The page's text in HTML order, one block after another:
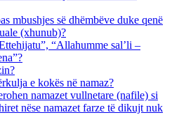
mbushjes së dhëmbëve duke qenë
(xhunub)?
“Allahumme sal’li –
e kokës në namaz?
namazet vullnetare (nafile) si
nëse namazet farze të dikujt nuk